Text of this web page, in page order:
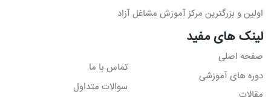
اولین و بزرگترین مرکز آموزش مشاغل آزاد
لینک های مفید
صفحه اصلی
دوره های آموزشی
تماس با ما
سوالات متداول